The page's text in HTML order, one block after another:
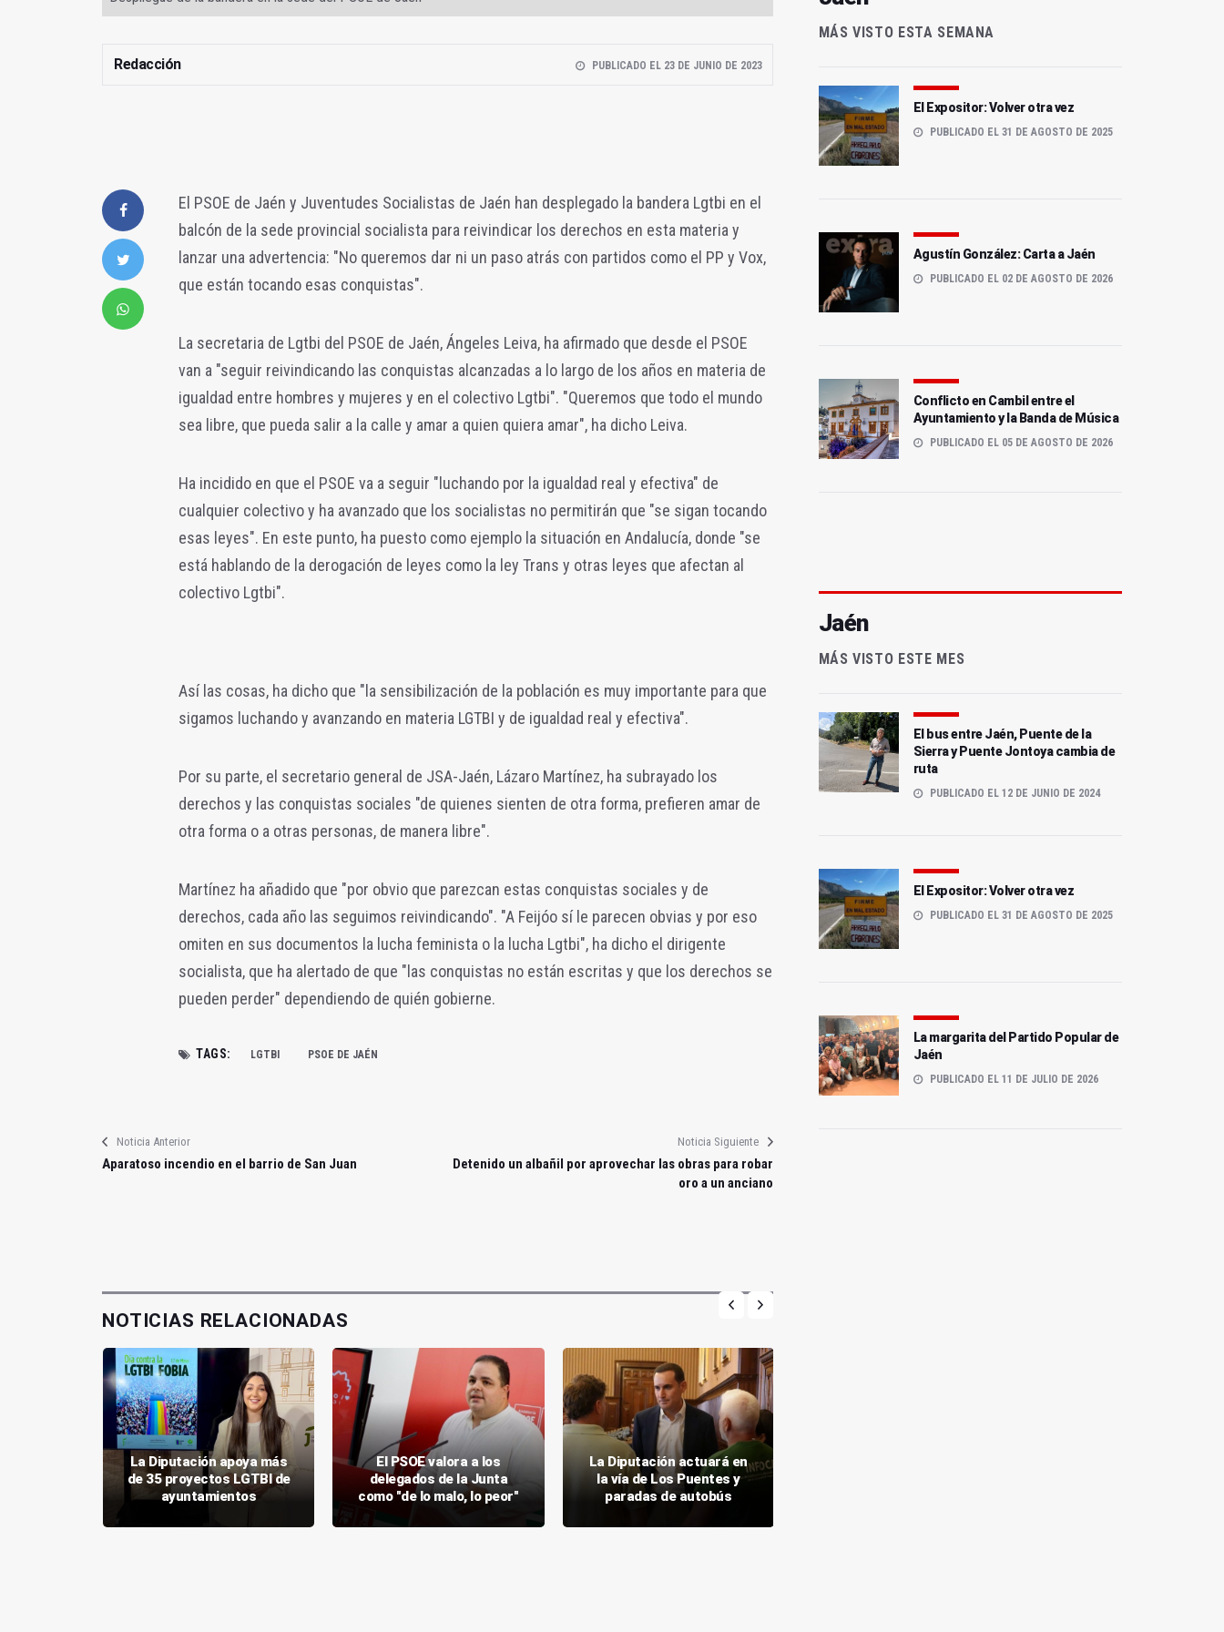
Redacción PUBLICADO EL 23 DE JUNIO DE 2023
El PSOE de Jaén y Juventudes Socialistas de Jaén han desplegado la bandera Lgtbi en el
balcón de la sede provincial socialista para reivindicar los derechos en esta materia y
lanzar una advertencia: "No queremos dar ni un paso atrás con partidos como el PP y Vox,
que están tocando esas conquistas".
La secretaria de Lgtbi del PSOE de Jaén, Ángeles Leiva, ha afirmado que desde el PSOE
van a "seguir reivindicando las conquistas alcanzadas a lo largo de los años en materia de
igualdad entre hombres y mujeres y en el colectivo Lgtbi". "Queremos que todo el mundo
sea libre, que pueda salir a la calle y amar a quien quiera amar", ha dicho Leiva.
Ha incidido en que el PSOE va a seguir "luchando por la igualdad real y efectiva" de
cualquier colectivo y ha avanzado que los socialistas no permitirán que "se sigan tocando
esas leyes". En este punto, ha puesto como ejemplo la situación en Andalucía, donde "se
está hablando de la derogación de leyes como la ley Trans y otras leyes que afectan al
colectivo Lgtbi".
Así las cosas, ha dicho que "la sensibilización de la población es muy importante para que
sigamos luchando y avanzando en materia LGTBI y de igualdad real y efectiva".
Por su parte, el secretario general de JSA-Jaén, Lázaro Martínez, ha subrayado los
derechos y las conquistas sociales "de quienes sienten de otra forma, prefieren amar de
otra forma o a otras personas, de manera libre".
Martínez ha añadido que "por obvio que parezcan estas conquistas sociales y de
derechos, cada año las seguimos reivindicando". "A Feijóo sí le parecen obvias y por eso
omiten en sus documentos la lucha feminista o la lucha Lgtbi", ha dicho el dirigente
socialista, que ha alertado de que "las conquistas no están escritas y que los derechos se
pueden perder" dependiendo de quién gobierne.
TAGS: LGTBI PSOE DE JAÉN
Noticia Anterior
Aparatoso incendio en el barrio de San Juan
Noticia Siguiente
Detenido un albañil por aprovechar las obras para robar
oro a un anciano
NOTICIAS RELACIONADAS
La Diputación apoya más
de 35 proyectos LGTBI de
ayuntamientos
El PSOE valora a los
delegados de la Junta
como "de lo malo, lo peor"
La Diputación actuará en
la vía de Los Puentes y
paradas de autobús
MÁS VISTO ESTA SEMANA
El Expositor: Volver otra vez
PUBLICADO EL 31 DE AGOSTO DE 2025
Agustín González: Carta a Jaén
PUBLICADO EL 02 DE AGOSTO DE 2026
Conflicto en Cambil entre el
Ayuntamiento y la Banda de Música
PUBLICADO EL 05 DE AGOSTO DE 2026
Jaén
MÁS VISTO ESTE MES
El bus entre Jaén, Puente de la
Sierra y Puente Jontoya cambia de
ruta
PUBLICADO EL 12 DE JUNIO DE 2024
El Expositor: Volver otra vez
PUBLICADO EL 31 DE AGOSTO DE 2025
La margarita del Partido Popular de
Jaén
PUBLICADO EL 11 DE JULIO DE 2026